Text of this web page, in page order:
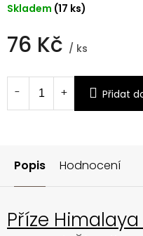
76 Kč / ks
cena:
Skladem (17 ks)
Přidat
Popis Hodnocení
Příze